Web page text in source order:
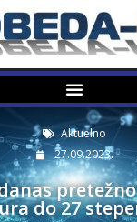
Aktuelno
27.09.2023.
do 27